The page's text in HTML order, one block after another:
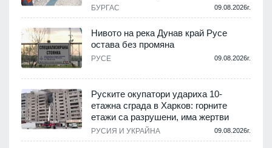
БУРГАС 09.08.2026г.
Нивото на река Дунав край Русе
остава без промяна
РУСЕ 09.08.2026г.
Руските окупатори удариха 10-
етажна сграда в Харков: горните
етажи са разрушени, има жертви
РУСИЯ И УКРАЙНА 09.08.2026г.